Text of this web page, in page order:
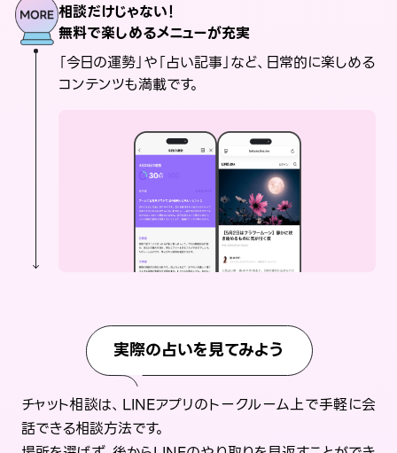
相談だけじゃない！
無料で楽しめるメニューが充実
「今日の運勢」や「占い記事」など、日常的に楽しめる
コンテンツも満載です。
実際の占いを見てみよう
チャット相談は、LINEアプリのトークルーム上で手軽に会
話できる相談方法です。